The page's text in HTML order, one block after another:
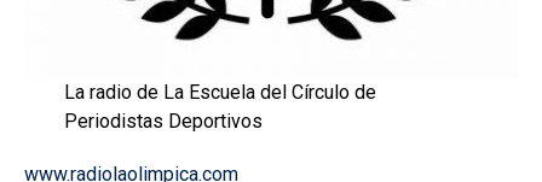
La radio de La Escuela del Círculo de
Periodistas Deportivos
www.radiolaolimpica.com